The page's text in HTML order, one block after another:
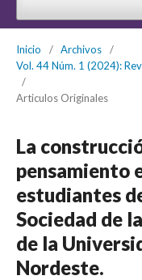
Inicio / Archivos
/
Vol. 44 Núm. 1 (2024):
/
Articulos Originales
La
pensamiento
estudiantes
Sociedad de
de la
Nordeste.